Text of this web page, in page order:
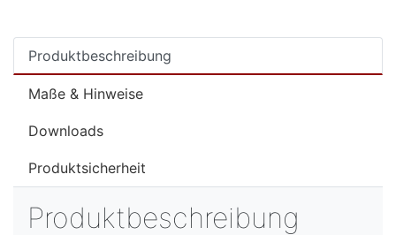
Produktbeschreibung
Maße & Hinweise
Downloads
Produktsicherheit
Produktbeschreibung